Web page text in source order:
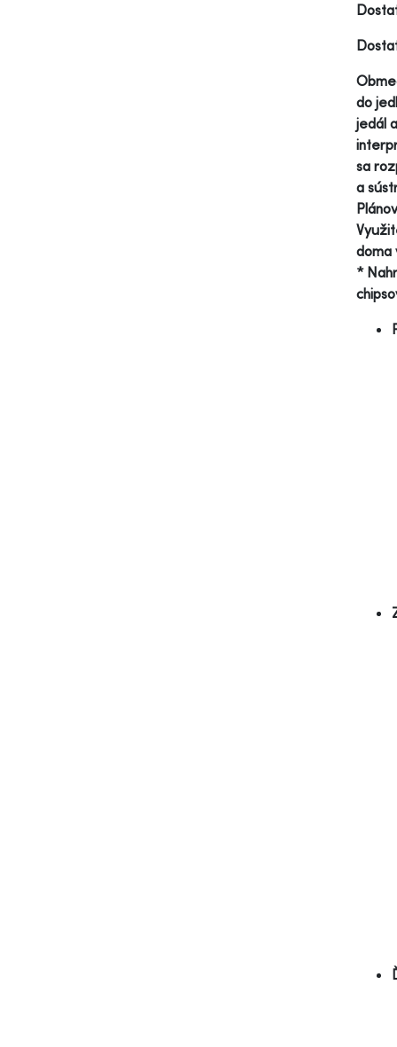
do
jedál
sa
a
doma
*